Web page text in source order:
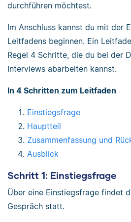
durchführen möchtest.
Im Anschluss kannst du mit der
Leitfadens beginnen. Ein
Regel 4 Schritte, die du bei der
Interviews abarbeiten kannst.
In 4 Schritten zum Leitfaden
Einstiegsfrage
Hauptteil
Zusammenfassung und
Ausblick
Schritt 1: Einstiegsfrage
Über eine Einstiegsfrage findet
Gespräch statt.